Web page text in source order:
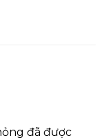
đã được